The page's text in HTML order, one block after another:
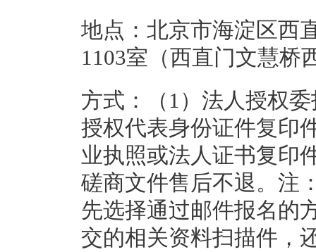
地点：北京市海淀区西
1103室（西直门文慧桥
方式：（1）法人授权
授权代表身份证件复印
业执照或法人证书复印
磋商文件售后不退。注
先选择通过邮件报名的
交的相关资料扫描件，